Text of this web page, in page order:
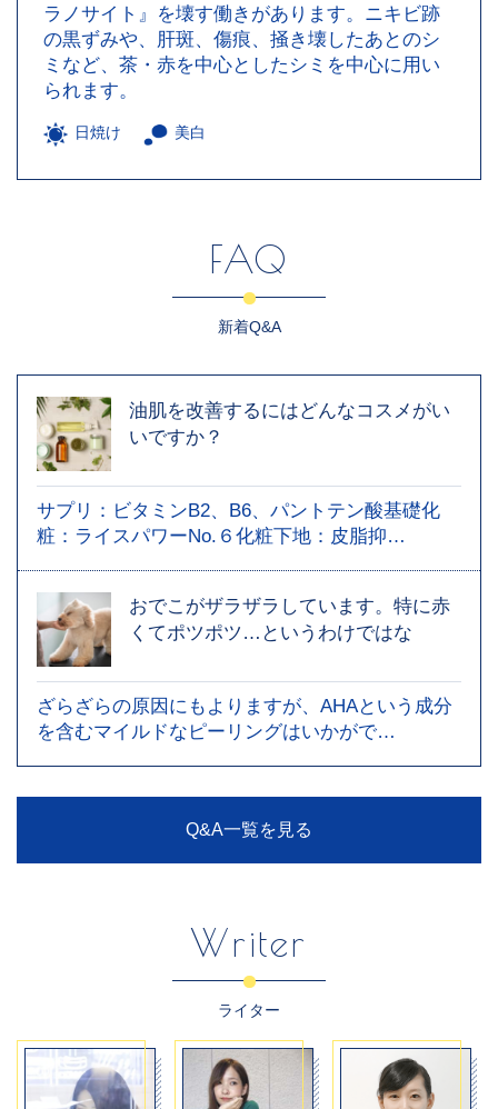
ラノサイト』を壊す働きがあります。ニキビ跡
の黒ずみや、肝斑、傷痕、掻き壊したあとのシ
ミなど、茶・赤を中心としたシミを中心に用い
られます。
日焼け 美白
FAQ
新着Q&A
油肌を改善するにはどんなコスメがい
いですか？
サプリ：ビタミンB2、B6、パントテン酸基礎化
粧：ライスパワーNo.６化粧下地：皮脂抑…
おでこがザラザラしています。特に赤
くてポツポツ…というわけではな
ざらざらの原因にもよりますが、AHAという成分
を含むマイルドなピーリングはいかがで…
Q&A一覧を見る
Writer
ライター